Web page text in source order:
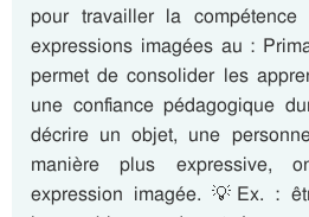
pour travailler la compétence
expressions imagées au :
permet de consolider les
une confiance pédagogique
décrire un objet, une
manière plus expressive,
expression imagée. 💡Ex. :